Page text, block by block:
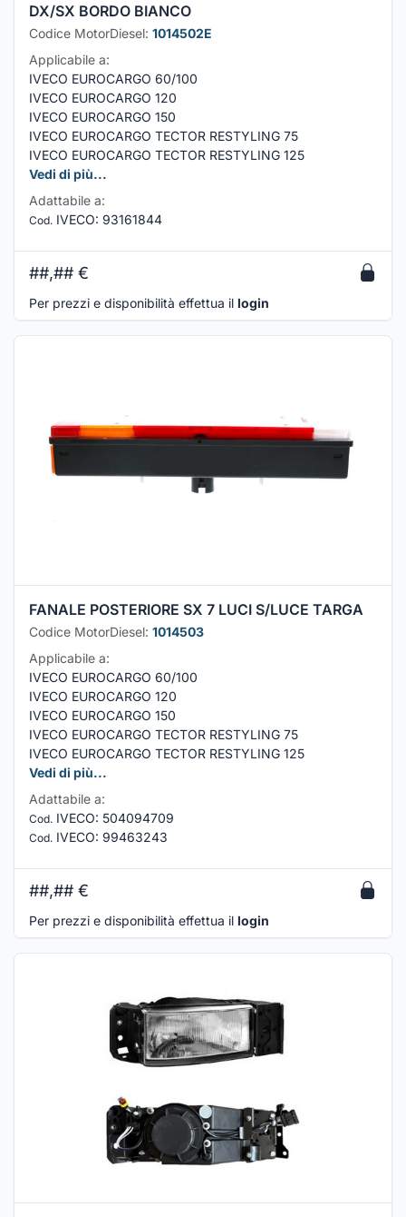
DX/SX BORDO BIANCO
Codice MotorDiesel: 1014502E
Applicabile a:
IVECO EUROCARGO 60/100
IVECO EUROCARGO 120
IVECO EUROCARGO 150
IVECO EUROCARGO TECTOR RESTYLING 75
IVECO EUROCARGO TECTOR RESTYLING 125
Vedi di più...
Adattabile a:
Cod. IVECO: 93161844
##,## €
Per prezzi e disponibilità effettua il login
FANALE POSTERIORE SX 7 LUCI S/LUCE TARGA
Codice MotorDiesel: 1014503
Applicabile a:
IVECO EUROCARGO 60/100
IVECO EUROCARGO 120
IVECO EUROCARGO 150
IVECO EUROCARGO TECTOR RESTYLING 75
IVECO EUROCARGO TECTOR RESTYLING 125
Vedi di più...
Adattabile a:
Cod. IVECO: 504094709
Cod. IVECO: 99463243
##,## €
Per prezzi e disponibilità effettua il login